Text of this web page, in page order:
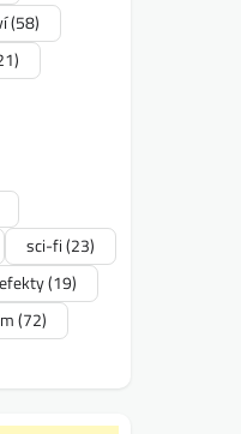
(58)
sci-fi(23)
(19)
(72)